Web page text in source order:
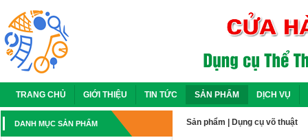
TRANG CHỦ GIỚI THIỆU TIN TỨC SẢN PHẨM DỊCH VỤ
DANH MỤC SẢN PHẨM Sản phẩm Dụng cụ võ thuật